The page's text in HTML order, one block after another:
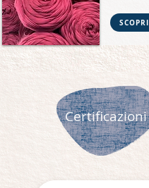
SCOPRI
Certificazioni